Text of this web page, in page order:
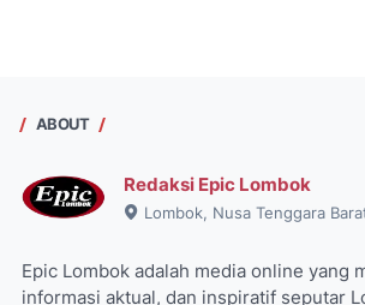
ABOUT
Redaksi Epic Lombok
Lombok, Nusa Tenggara
Epic Lombok adalah media online yang
informasi aktual, dan inspiratif seputar